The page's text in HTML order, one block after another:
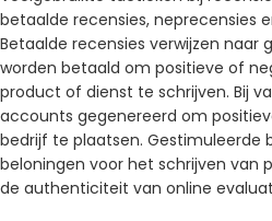
betaalde recensies, neprecensies
Betaalde recensies verwijzen naar
worden betaald om positieve of
product of dienst te schrijven. Bij
accounts gegenereerd om
bedrijf te plaatsen. Gestimuleerde
beloningen voor het schrijven van
de authenticiteit van online